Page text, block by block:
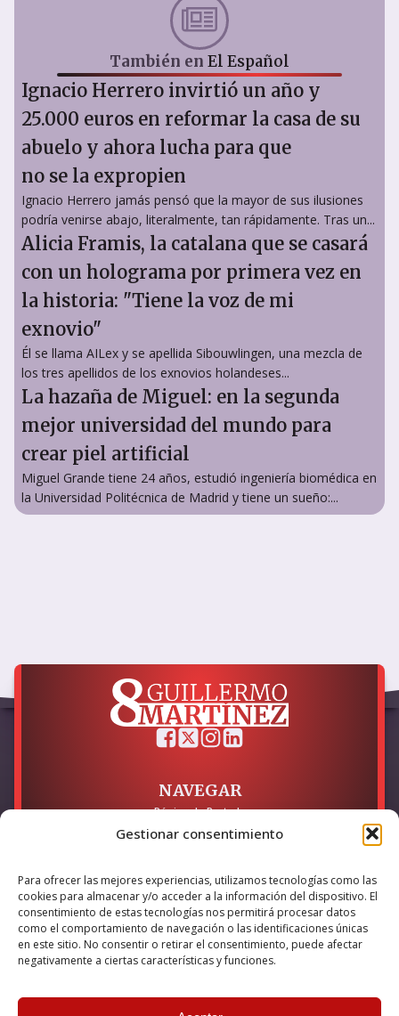
Gestionar consentimiento
Para ofrecer las mejores experiencias, utilizamos tecnologías como las
cookies para almacenar y/o acceder a la información del dispositivo. El
consentimiento de estas tecnologías nos permitirá procesar datos
como el comportamiento de navegación o las identificaciones únicas
en este sitio. No consentir o retirar el consentimiento, puede afectar
negativamente a ciertas características y funciones.
También en El Español
Ignacio Herrero invirtió un año y
25.000 euros en reformar la casa de su
abuelo y ahora lucha para que
no se la expropien
Ignacio Herrero jamás pensó que la mayor de sus ilusiones
podría venirse abajo, literalmente, tan rápidamente. Tras un...
Alicia Framis, la catalana que se casará
con un holograma por primera vez en
la historia: "Tiene la voz de mi
exnovio"
Él se llama AILex y se apellida Sibouwlingen, una mezcla de
los tres apellidos de los exnovios holandeses...
La hazaña de Miguel: en la segunda
mejor universidad del mundo para
crear piel artificial
Miguel Grande tiene 24 años, estudió ingeniería biomédica en
la Universidad Politécnica de Madrid y tiene un sueño:...
NAVEGAR
Página de Portada
Sobre mí / Contacto
LEGAL
Política de Privacidad
Política de Cookies
Accesibilidad
Esta empresa ha sido beneficiaria del bono Kit Digital y lo ha
internet, financiado por la Unión Europea – NextGeneration EU